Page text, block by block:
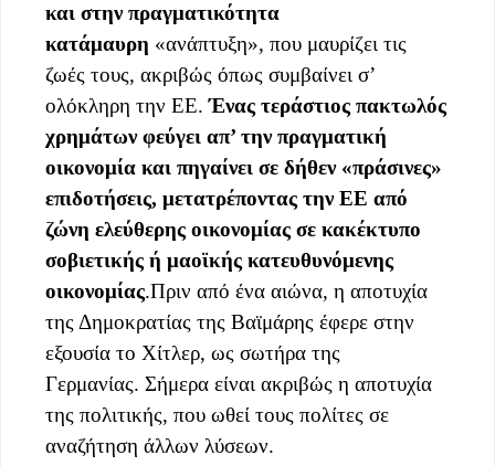
και στην πραγματικότητα
κατάμαυρη «ανάπτυξη», που μαυρίζει τις
ζωές τους, ακριβώς όπως συμβαίνει σ’
ολόκληρη την ΕΕ.Ένας τεράστιος πακτωλός
χρημάτων φεύγει απ’ την πραγματική
οικονομία και πηγαίνει σε δήθεν «πράσινες»
επιδοτήσεις, μετατρέποντας την ΕΕ από
ζώνη ελεύθερης οικονομίας σε κακέκτυπο
σοβιετικής ή μαοϊκής κατευθυνόμενης
οικονομίας.Πριν από ένα αιώνα, η αποτυχία
της Δημοκρατίας της Βαϊμάρης έφερε στην
εξουσία το Χίτλερ, ως σωτήρα της
Γερμανίας. Σήμερα είναι ακριβώς η αποτυχία
της πολιτικής, που ωθεί τους πολίτες σε
αναζήτηση άλλων λύσεων.